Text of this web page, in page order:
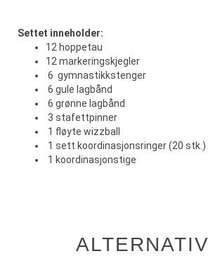
Settet inneholder:
12 hoppetau
12 markeringskjegler
6 gymnastikkstenger
6 gule lagbånd
6 grønne lagbånd
3 stafettpinner
1 fløyte wizzball
1 sett koordinasjonsringer (20 stk.)
1 koordinasjonstige